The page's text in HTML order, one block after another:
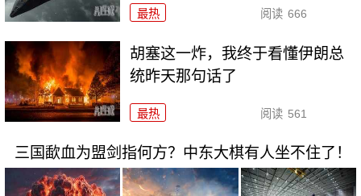
最热 阅读 666
胡塞这一炸，我终于看懂伊朗总
统昨天那句话了
最热 阅读 561
三国歃血为盟剑指何方？中东大棋有人坐不住了！